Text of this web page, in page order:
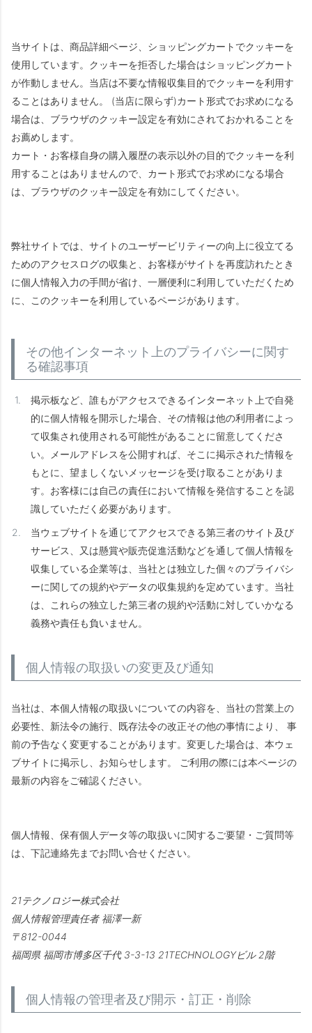
当サイトは、商品詳細ページ、ショッピングカートでクッキーを
使用しています。クッキーを拒否した場合はショッピングカート
が作動しません。当店は不要な情報収集目的でクッキーを利用す
ることはありません。 (当店に限らず)カート形式でお求めになる
場合は、ブラウザのクッキー設定を有効にされておかれることを
お薦めします。
カート・お客様自身の購入履歴の表示以外の目的でクッキーを利
用することはありませんので、カート形式でお求めになる場合
は、ブラウザのクッキー設定を有効にしてください。
弊社サイトでは、サイトのユーザービリティーの向上に役立てる
ためのアクセスログの収集と、お客様がサイトを再度訪れたとき
に個人情報入力の手間が省け、一層便利に利用していただくため
に、このクッキーを利用しているページがあります。
その他インターネット上のプライバシーに関す
る確認事項
掲示板など、誰もがアクセスできるインターネット上で自発
的に個人情報を開示した場合、その情報は他の利用者によっ
て収集され使用される可能性があることに留意してくださ
い。メールアドレスを公開すれば、そこに掲示された情報を
もとに、望ましくないメッセージを受け取ることがありま
す。お客様には自己の責任において情報を発信することを認
識していただく必要があります。
当ウェブサイトを通じてアクセスできる第三者のサイト及び
サービス、又は懸賞や販売促進活動などを通して個人情報を
収集している企業等は、当社とは独立した個々のプライバシ
ーに関しての規約やデータの収集規約を定めています。当社
は、これらの独立した第三者の規約や活動に対していかなる
義務や責任も負いません。
個人情報の取扱いの変更及び通知
当社は、本個人情報の取扱いについての内容を、当社の営業上の
必要性、新法令の施行、既存法令の改正その他の事情により、 事
前の予告なく変更することがあります。変更した場合は、本ウェ
ブサイトに掲示し、お知らせします。 ご利用の際には本ページの
最新の内容をご確認ください。
個人情報、保有個人データ等の取扱いに関するご要望・ご質問等
は、下記連絡先までお問い合せください。
21テクノロジー株式会社
個人情報管理責任者 福澤一新
812-0044
福岡県 福岡市博多区千代 3-3-13 21TECHNOLOGYビル 2階
個人情報の管理者及び開示・訂正・削除